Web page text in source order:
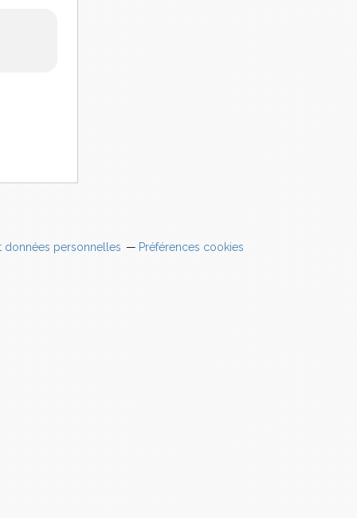
données personnelles Préférences cookies